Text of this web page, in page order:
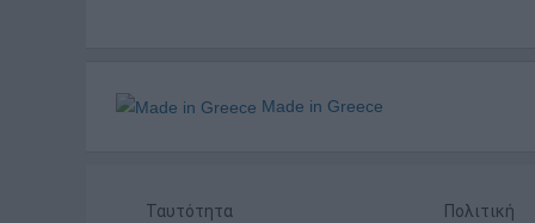
Made in Greece
Ταυτότητα Πολιτική